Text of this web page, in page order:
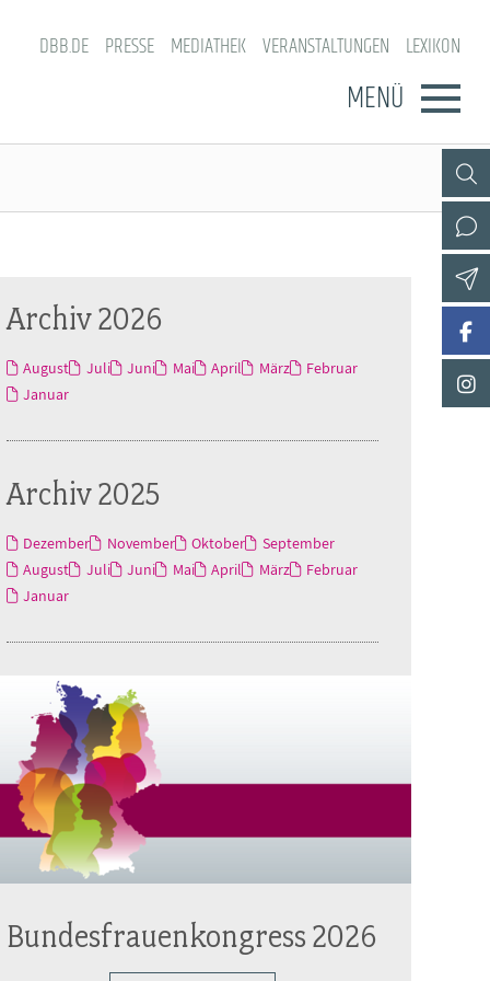
DBB.DE PRESSE MEDIATHEK VERANSTALTUNGEN LEXIKON
MENÜ
Archiv 2026
August Juli Juni Mai April März
Februar
Januar
Archiv 2025
Dezember November Oktober
September
August
Juli Juni Mai April März
Februar
Januar
Bundesfrauenkongress 2026